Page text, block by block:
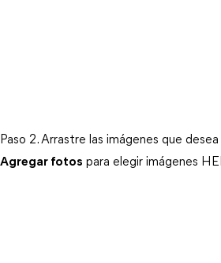
Paso 2. Arrastre las imágenes que
Agregar fotos para elegir imágenes